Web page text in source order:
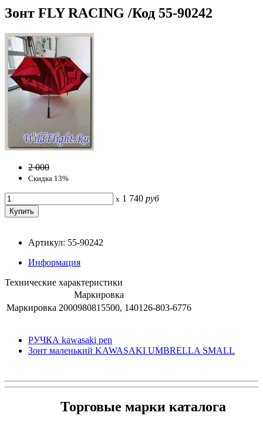
Зонт FLY RACING /Код 55-90242
2 000
Скидка 13%
x 1 740 руб
Артикул: 55-90242
Информация
Технические характеристики
Маркировка
Маркировка 2000980815500, 140126-803-6776
РУЧКА kawasaki pen
Зонт маленький KAWASAKI UMBRELLA SMALL
Торговые марки каталога